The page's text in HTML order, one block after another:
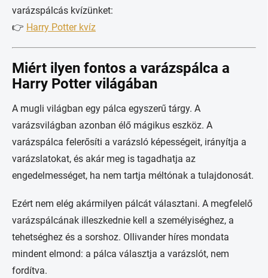
varázspálcás kvízünket:
👉 Harry Potter kvíz
Miért ilyen fontos a varázspálca a
Harry Potter világában
A mugli világban egy pálca egyszerű tárgy. A
varázsvilágban azonban élő mágikus eszköz. A
varázspálca felerősíti a varázsló képességeit, irányítja a
varázslatokat, és akár meg is tagadhatja az
engedelmességet, ha nem tartja méltónak a tulajdonosát.
Ezért nem elég akármilyen pálcát választani. A megfelelő
varázspálcának illeszkednie kell a személyiséghez, a
tehetséghez és a sorshoz. Ollivander híres mondata
mindent elmond: a pálca választja a varázslót, nem
fordítva.